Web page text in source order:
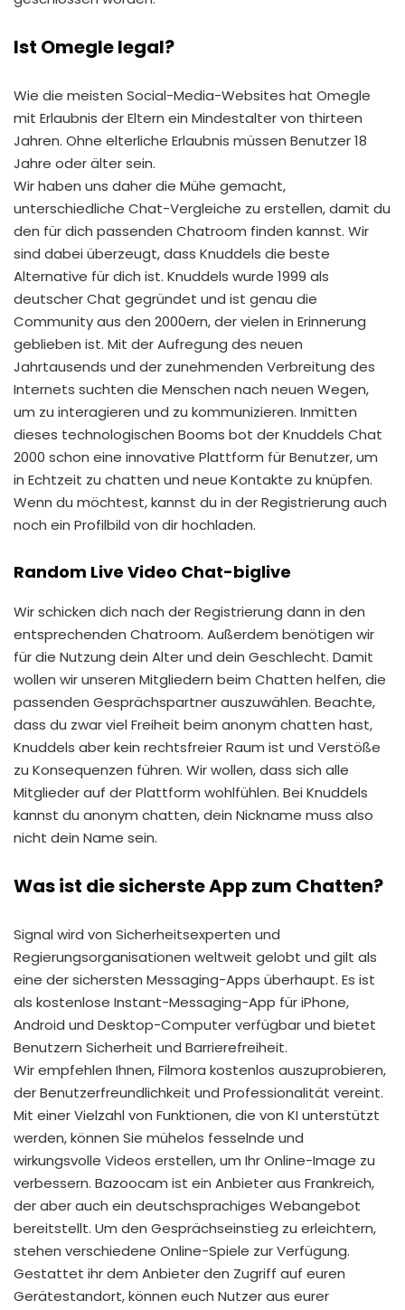
Ist Omegle legal?
Wie die meisten Social-Media-Websites hat Omegle
mit Erlaubnis der Eltern ein Mindestalter von thirteen
Jahren. Ohne elterliche Erlaubnis müssen Benutzer 18
Jahre oder älter sein.
Wir haben uns daher die Mühe gemacht,
unterschiedliche Chat-Vergleiche zu erstellen, damit du
den für dich passenden Chatroom finden kannst. Wir
sind dabei überzeugt, dass Knuddels die beste
Alternative für dich ist. Knuddels wurde 1999 als
deutscher Chat gegründet und ist genau die
Community aus den 2000ern, der vielen in Erinnerung
geblieben ist. Mit der Aufregung des neuen
Jahrtausends und der zunehmenden Verbreitung des
Internets suchten die Menschen nach neuen Wegen,
um zu interagieren und zu kommunizieren. Inmitten
dieses technologischen Booms bot der Knuddels Chat
2000 schon eine innovative Plattform für Benutzer, um
in Echtzeit zu chatten und neue Kontakte zu knüpfen.
Wenn du möchtest, kannst du in der Registrierung auch
noch ein Profilbild von dir hochladen.
Random Live Video Chat-biglive
Wir schicken dich nach der Registrierung dann in den
entsprechenden Chatroom. Außerdem benötigen wir
für die Nutzung dein Alter und dein Geschlecht. Damit
wollen wir unseren Mitgliedern beim Chatten helfen, die
passenden Gesprächspartner auszuwählen. Beachte,
dass du zwar viel Freiheit beim anonym chatten hast,
Knuddels aber kein rechtsfreier Raum ist und Verstöße
zu Konsequenzen führen. Wir wollen, dass sich alle
Mitglieder auf der Plattform wohlfühlen. Bei Knuddels
kannst du anonym chatten, dein Nickname muss also
nicht dein Name sein.
Was ist die sicherste App zum Chatten?
Signal wird von Sicherheitsexperten und
Regierungsorganisationen weltweit gelobt und gilt als
eine der sichersten Messaging-Apps überhaupt. Es ist
als kostenlose Instant-Messaging-App für iPhone,
Android und Desktop-Computer verfügbar und bietet
Benutzern Sicherheit und Barrierefreiheit.
Wir empfehlen Ihnen, Filmora kostenlos auszuprobieren,
der Benutzerfreundlichkeit und Professionalität vereint.
Mit einer Vielzahl von Funktionen, die von KI unterstützt
werden, können Sie mühelos fesselnde und
wirkungsvolle Videos erstellen, um Ihr Online-Image zu
verbessern. Bazoocam ist ein Anbieter aus Frankreich,
der aber auch ein deutschsprachiges Webangebot
bereitstellt. Um den Gesprächseinstieg zu erleichtern,
stehen verschiedene Online-Spiele zur Verfügung.
Gestattet ihr dem Anbieter den Zugriff auf euren
Gerätestandort, können euch Nutzer aus eurer